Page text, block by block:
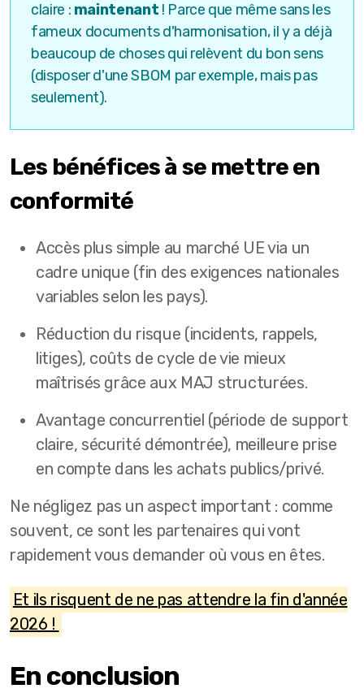
claire : maintenant ! Parce que même sans les
fameux documents d'harmonisation, il y a déjà
beaucoup de choses qui relèvent du bon sens
(disposer d'une SBOM par exemple, mais pas
seulement).
Les bénéfices à se mettre en
conformité
Accès plus simple au marché UE via un
cadre unique (fin des exigences nationales
variables selon les pays).
Réduction du risque (incidents, rappels,
litiges), coûts de cycle de vie mieux
maîtrisés grâce aux MAJ structurées.
Avantage concurrentiel (période de support
claire, sécurité démontrée), meilleure prise
en compte dans les achats publics/privé.
Ne négligez pas un aspect important : comme
souvent, ce sont les partenaires qui vont
rapidement vous demander où vous en êtes.
Et ils risquent de ne pas attendre la fin d'année
2026 !
En conclusion